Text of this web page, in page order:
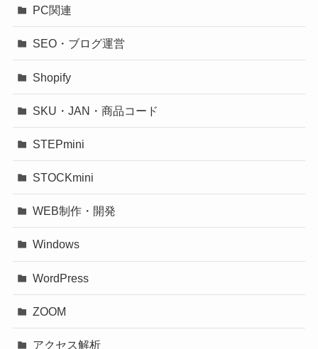
PC関連
SEO・ブログ運営
Shopify
SKU・JAN・商品コード
STEPmini
STOCKmini
WEB制作・開発
Windows
WordPress
ZOOM
アクセス解析